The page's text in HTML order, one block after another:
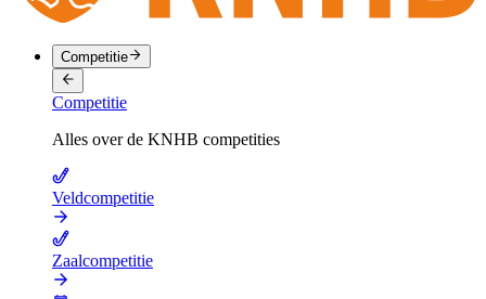
Competitie
Competitie
Alles over de KNHB competities
Veldcompetitie
Zaalcompetitie